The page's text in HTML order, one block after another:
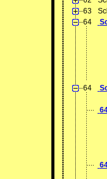
63
64
64